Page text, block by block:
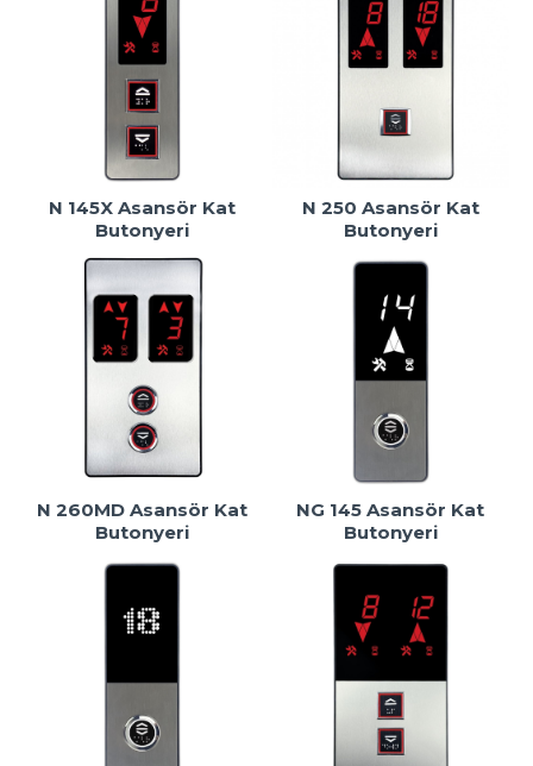
N 145X Asansör Kat
Butonyeri
N 250 Asansör Kat
Butonyeri
N 260MD Asansör Kat
Butonyeri
NG 145 Asansör Kat
Butonyeri